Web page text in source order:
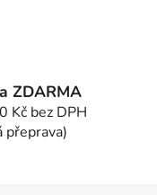
ZDARMA
Kč bez DPH
přeprava)